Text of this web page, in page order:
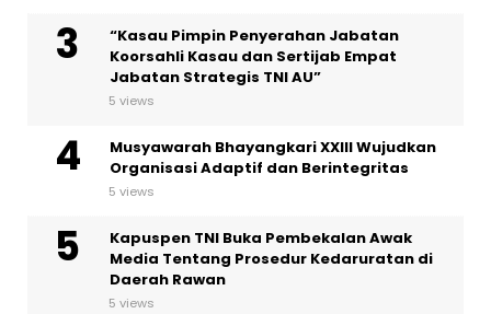
“Kasau Pimpin Penyerahan Jabatan
Koorsahli Kasau dan Sertijab Empat
Jabatan Strategis TNI AU”
5 views
Musyawarah Bhayangkari XXIII Wujudkan
Organisasi Adaptif dan Berintegritas
5 views
Kapuspen TNI Buka Pembekalan Awak
Media Tentang Prosedur Kedaruratan di
Daerah Rawan
5 views